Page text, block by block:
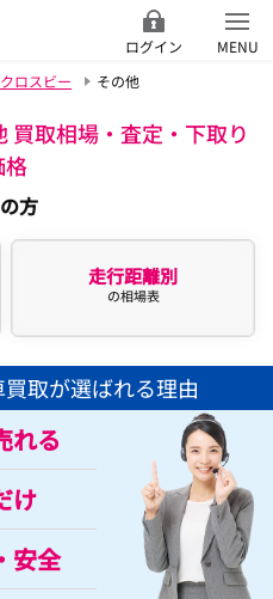
ログイン
MENU
クロスビー その他
買取相場・査定・下取り
格
方
走行距離別
の相場表
取が選ばれる理由
れる
け
安全